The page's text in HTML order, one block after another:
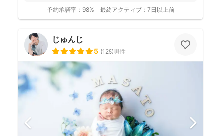
予約承諾率： 98% 最終アクティブ： 7日以上前
じゅんじ
5 (125)男性